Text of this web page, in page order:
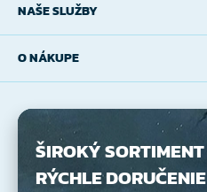
NAŠE SLUŽBY
O NÁKUPE
ŠIROKÝ SORTIMENT
RÝCHLE DORUČENIE